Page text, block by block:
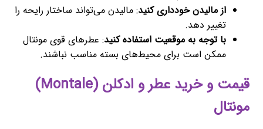
از مالیدن خودداری کنید: مالیدن می‌تواند ساختار رایحه را
تغییر دهد.
با توجه به موقعیت استفاده کنید: عطرهای قوی مونتال
ممکن است برای محیط‌های بسته مناسب نباشند.
قیمت و خرید عطر و ادکلن (Montale)
مونتال